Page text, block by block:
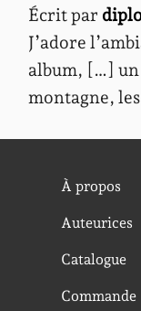
Écrit par
J’adore
album, […] un
montagne,
À propos
Auteurices
Catalogue
Commande